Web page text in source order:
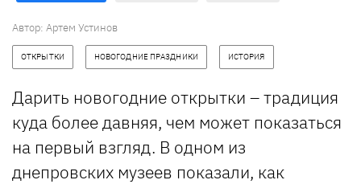
Автор: Артем Устинов
ОТКРЫТКИ НОВОГОДНИЕ ПРАЗДНИКИ ИСТОРИЯ
Дарить новогодние открытки – традиция
куда более давняя, чем может показаться
на первый взгляд. В одном из
днепровских музеев показали, как